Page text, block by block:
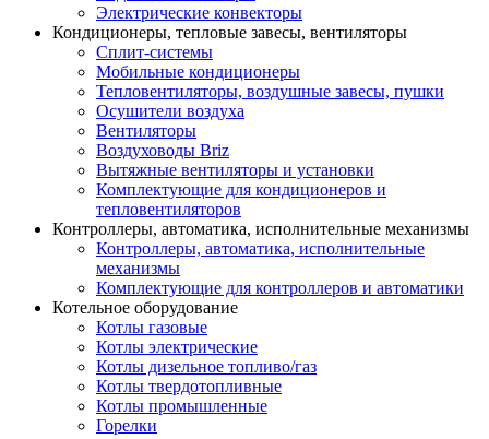
Электрические конвекторы
Кондиционеры, тепловые завесы, вентиляторы
Сплит-системы
Мобильные кондиционеры
Тепловентиляторы, воздушные завесы, пушки
Осушители воздуха
Вентиляторы
Воздуховоды Briz
Вытяжные вентиляторы и установки
Комплектующие для кондиционеров и
тепловентиляторов
Контроллеры, автоматика, исполнительные механизмы
Контроллеры, автоматика, исполнительные
механизмы
Комплектующие для контроллеров и автоматики
Котельное оборудование
Котлы газовые
Котлы электрические
Котлы дизельное топливо/газ
Котлы твердотопливные
Котлы промышленные
Горелки